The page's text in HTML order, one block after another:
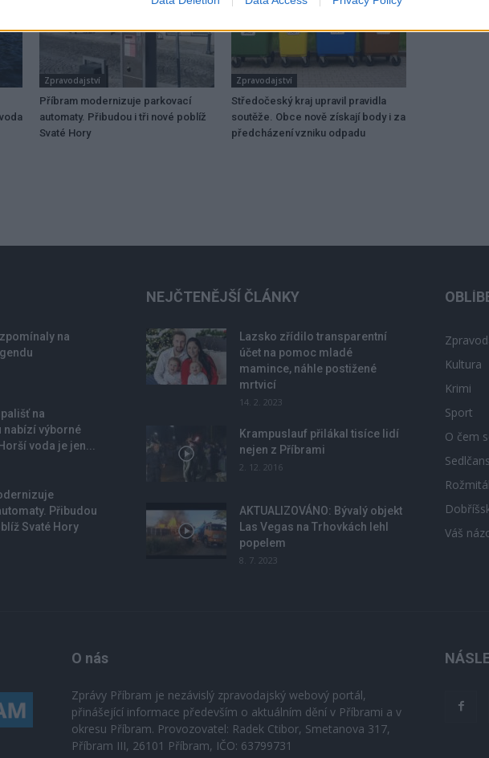
Zpravodajství
Příbram modernizuje parkovací
automaty. Přibudou i tři nové poblíž
Svaté Hory
Zpravodajství
Středočeský kraj upravil pravidla
soutěže. Obce nově získají body i za
předcházení vzniku odpadu
na
na
nabízí výborné
voda je jen...
Přibudou
Svaté Hory
NEJČTENĚJŠÍ ČLÁNKY
Lazsko zřídilo transparentní
účet na pomoc mladé
mamince, náhle postižené
mrtvicí
14. 2. 2023
Krampuslauf přilákal tisíce lidí
nejen z Příbrami
2. 12. 2016
AKTUALIZOVÁNO: Bývalý objekt
Las Vegas na Trhovkách lehl
popelem
8. 7. 2023
Kultura
Krimi
Sport
O čem
Váš
O nás
Zprávy Příbram je nezávislý zpravodajský webový portál,
přinášející informace především o aktuálním dění v Příbrami a v
okresu Příbram. Provozovatel: Radek Ctibor, Smetanova 317,
Příbram III, 26101 Příbram, IČO: 63799731